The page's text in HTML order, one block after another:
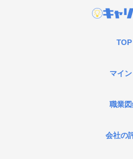
TOP
マイ
職業
会社の